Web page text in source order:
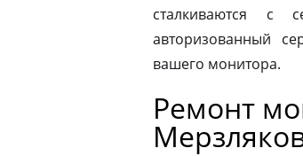
сталкиваются с
авторизованный
вашего монитора.
Ремонт